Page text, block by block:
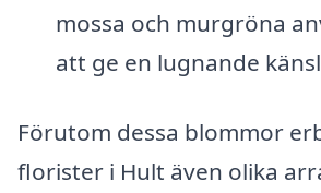
mossa och murgröna
att ge en lugnande
Förutom dessa blommor
florister i Hult även olika